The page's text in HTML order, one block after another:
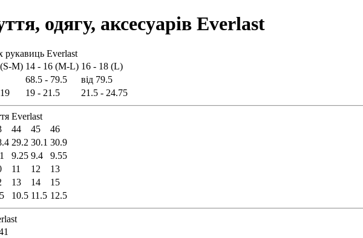
одягу, аксесуарів Everlast
рукавиць Everlast
M) 14 - 16 (M-L) 16 - 18 (L)
68.5 - 79.5
від 79.5
19 - 21.5 21.5 - 24.75
Everlast
44 45
46
29.2 30.1 30.9
9.25 9.4
9.55
11 12
13
13 14
15
10.5 11.5 12.5